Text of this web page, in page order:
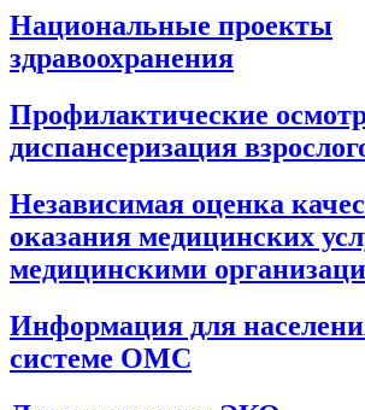
Национальные проекты
здравоохранения
Профилактические
диспансеризация
Независимая оценка
оказания медицинских
медицинскими
Информация для
системе ОМС